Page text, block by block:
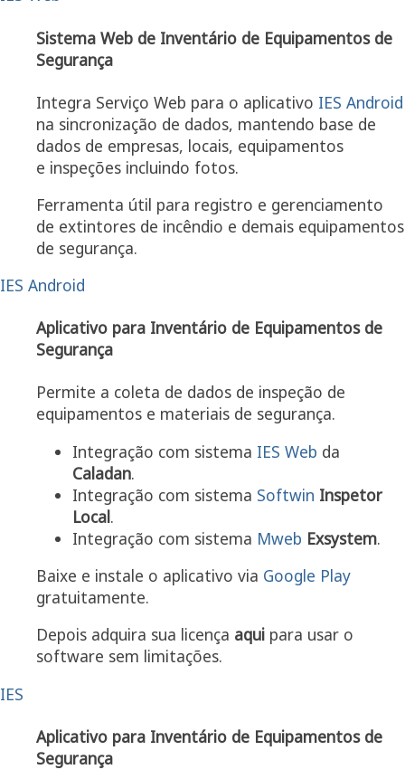
Sistema Web de Inventário de Equipamentos de
Segurança
Integra Serviço Web para o aplicativo IES Android
na sincronização de dados, mantendo base de
dados de empresas, locais, equipamentos
e inspeções incluindo fotos.
Ferramenta útil para registro e gerenciamento
de extintores de incêndio e demais equipamentos
de segurança.
IES Android
Aplicativo para Inventário de Equipamentos de
Segurança
Permite a coleta de dados de inspeção de
equipamentos e materiais de segurança.
Integração com sistema IES Web da
Caladan.
Integração com sistema Softwin Inspetor
Local.
Integração com sistema Mweb Exsystem.
Baixe e instale o aplicativo via Google Play
gratuitamente.
Depois adquira sua licença aqui para usar o
software sem limitações.
IES
Aplicativo para Inventário de Equipamentos de
Segurança